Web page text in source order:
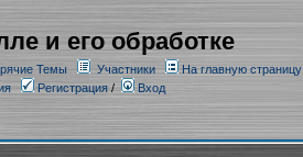
и его обработке
Темы Участники
На главную страницу
Регистрация/ Вход